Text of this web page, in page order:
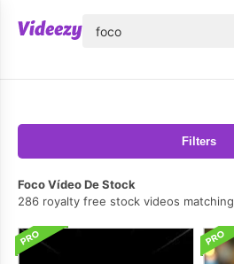
Filters
Foco Vídeo De Stock
286 royalty free stock videos matching